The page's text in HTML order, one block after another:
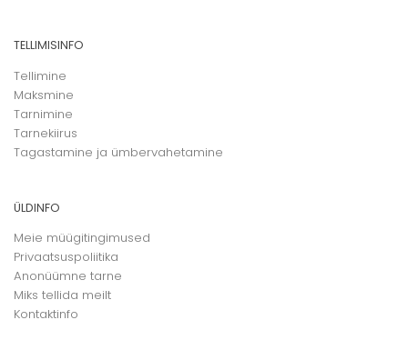
TELLIMISINFO
Tellimine
Maksmine
Tarnimine
Tarnekiirus
Tagastamine ja ümbervahetamine
ÜLDINFO
Meie müügitingimused
Privaatsuspoliitika
Anonüümne tarne
Miks tellida meilt
Kontaktinfo